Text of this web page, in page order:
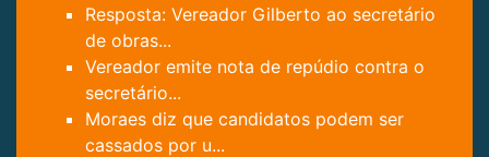
Resposta: Vereador Gilberto ao secretário
de obras...
Vereador emite nota de repúdio contra o
secretário...
Moraes diz que candidatos podem ser
cassados por u...